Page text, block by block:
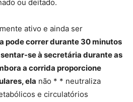
ou deitado.
ativo e ainda ser
pode correr durante 30 minutos
se à secretária durante as
a corrida proporcione
ela não * * neutraliza
e circulatórios